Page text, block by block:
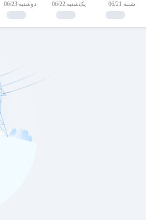
شنبه 06/21 یک‌شنبه 06/22 دوشنبه 06/23